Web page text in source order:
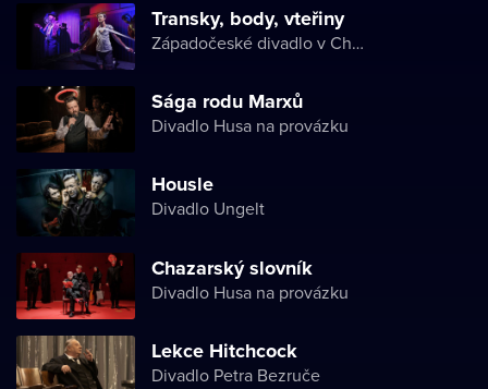
Transky, body, vteřiny
Západočeské divadlo v Chebu
Sága rodu Marxů
Divadlo Husa na provázku
Housle
Divadlo Ungelt
Chazarský slovník
Divadlo Husa na provázku
Lekce Hitchcock
Divadlo Petra Bezruče